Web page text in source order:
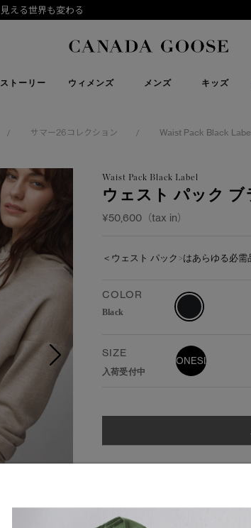
CANADA GOOSE Generations 公式認定リセールプ
ストーリー ウィメンズ メンズ キッズ
下取り申請
/ サマー26コレクション / Waist Pack Black
Waist Pack Black Label
ウェスト パック
¥50,600（tax in）
＜ウェスト パック>はあらゆる必
COLOR
Black
SIZE
入荷受付中
ONESIZE